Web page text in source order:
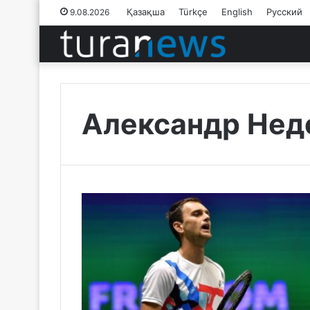
9.08.2026 Қазақша Türkçe English Русский
Александр